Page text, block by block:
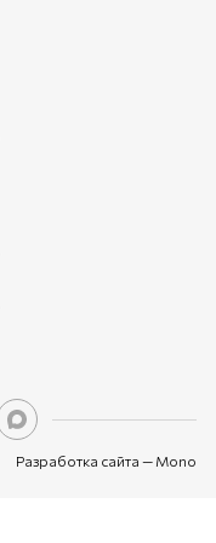
Разработка сайта — Mono